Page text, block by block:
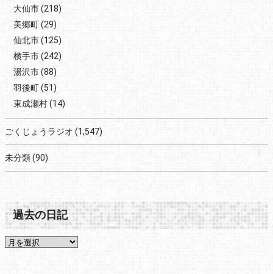
大仙市(218)
美郷町(29)
仙北市(125)
横手市(242)
湯沢市(88)
羽後町(51)
東成瀬村(14)
ごくじょうラジオ (1,547)
未分類(90)
過去の日記